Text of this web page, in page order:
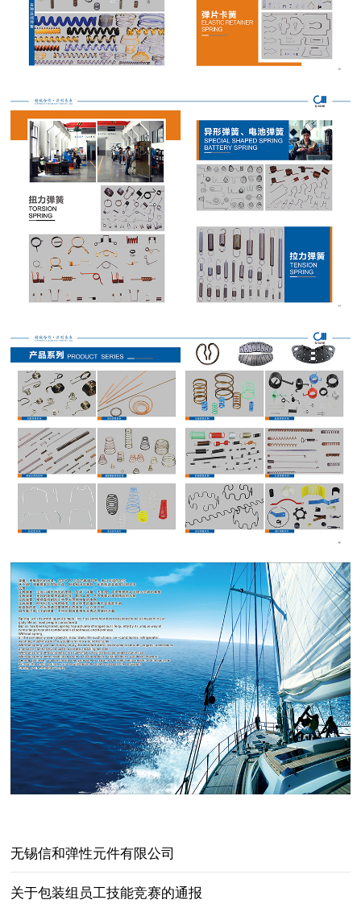
无锡信和弹性元件有限公司
关于包装组员工技能竞赛的通报